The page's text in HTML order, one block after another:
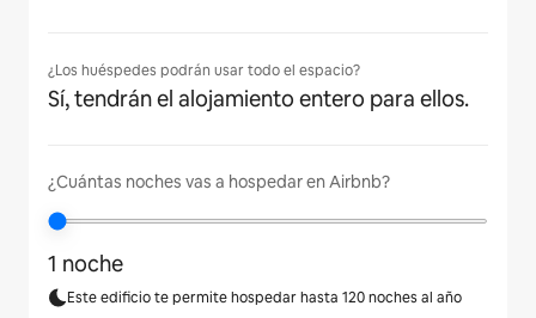
¿Los huéspedes podrán usar todo el espacio?
Sí, tendrán el alojamiento entero para ellos.
¿Cuántas noches vas a hospedar en Airbnb?
1 noche
Este edificio te permite hospedar hasta 120 noches al año